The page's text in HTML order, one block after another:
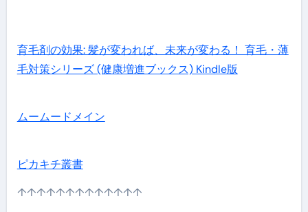
育毛剤の効果: 髪が変われば、未来が変わる！ 育毛・薄
毛対策シリーズ (健康増進ブックス) Kindle版
ムームードメイン
ピカキチ叢書
↑↑↑↑↑↑↑↑↑↑↑↑↑